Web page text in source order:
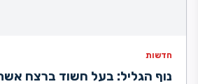
חדשות
נוף הגליל: בעל חשוד ברצח